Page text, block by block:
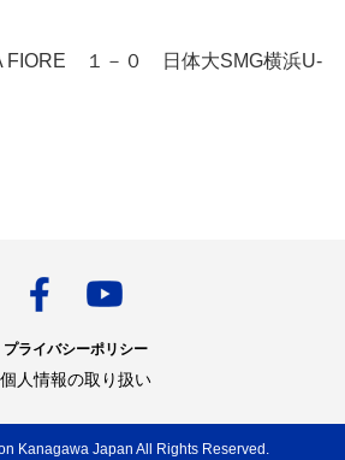
FIORE １－０ 日体大SMG横浜U-
プライバシーポリシー
個人情報の取り扱い
Kanagawa Japan All Rights Reserved.